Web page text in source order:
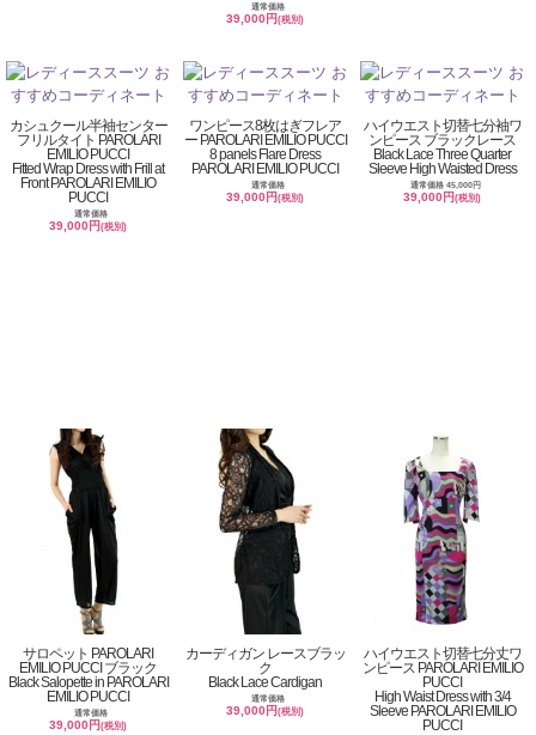
通常価格
39,000円(税別)
カシュクール半袖センター
フリルタイト PAROLARI
EMILIO PUCCI
Fitted Wrap Dress with Frill at
Front PAROLARI EMILIO
PUCCI
通常価格
39,000円(税別)
ワンピース8枚はぎフレア
ー PAROLARI EMILIO PUCCI
8 panels Flare Dress
PAROLARI EMILIO PUCCI
通常価格
39,000円(税別)
ハイウエスト切替七分袖ワ
ンピース ブラックレース
Black Lace Three Quarter
Sleeve High Waisted Dress
通常価格 45,000円
39,000円(税別)
サロペット PAROLARI
EMILIO PUCCI ブラック
Black Salopette in PAROLARI
EMILIO PUCCI
通常価格
39,000円(税別)
カーディガン レースブラッ
ク
Black Lace Cardigan
通常価格
39,000円(税別)
ハイウエスト切替七分丈ワ
ンピース PAROLARI EMILIO
PUCCI
High Waist Dress with 3/4
Sleeve PAROLARI EMILIO
PUCCI